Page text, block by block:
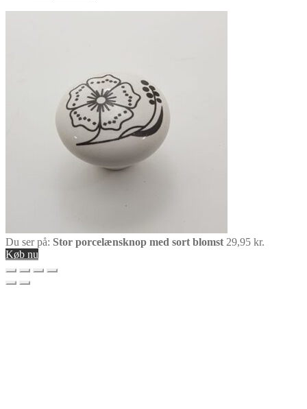
Du ser på: Stor porcelænsknop med sort blomst 29,95 kr.
Køb nu